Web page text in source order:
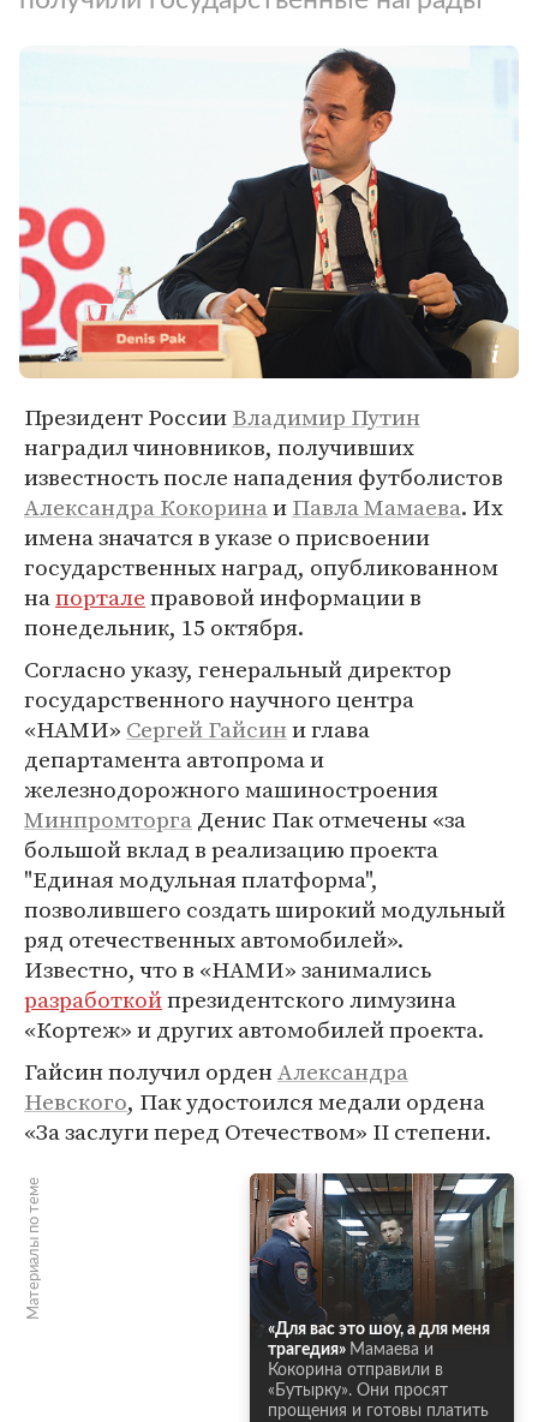
Президент РоссииВладимир Путин
наградил чиновников, получивших
известность после нападения футболистов
Александра КокоринаиПавла Мамаева. Их
имена значатся в указе о присвоении
государственных наград, опубликованном
напорталеправовой информации в
понедельник, 15 октября.
Согласно указу, генеральный директор
государственного научного центра
«НАМИ» Сергей Гайсини глава
департамента автопрома и
железнодорожного машиностроения
МинпромторгаДенис Пак отмечены «за
большой вклад в реализацию проекта
"Единая модульная платформа",
позволившего создать широкий модульный
ряд отечественных автомобилей».
Известно, что в «НАМИ» занимались
разработкойпрезидентского лимузина
«Кортеж» и других автомобилей проекта.
Гайсин получил орденАлександра
Невского, Пак удостоился медали ордена
«За заслуги перед Отечеством» II степени.
Материалы по теме
«Для вас это шоу, а для меня
трагедия» Мамаева и
Кокорина отправили в
«Бутырку». Они просят
прощения и готовы платить